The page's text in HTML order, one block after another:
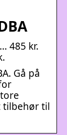
485 kr.
Gå på
tilbehør til